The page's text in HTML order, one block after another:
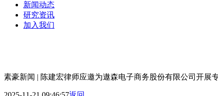
新闻动态
研究资讯
加入我们
素豪新闻 | 陈建宏律师应邀为遨森电子商务股份有限公司开展